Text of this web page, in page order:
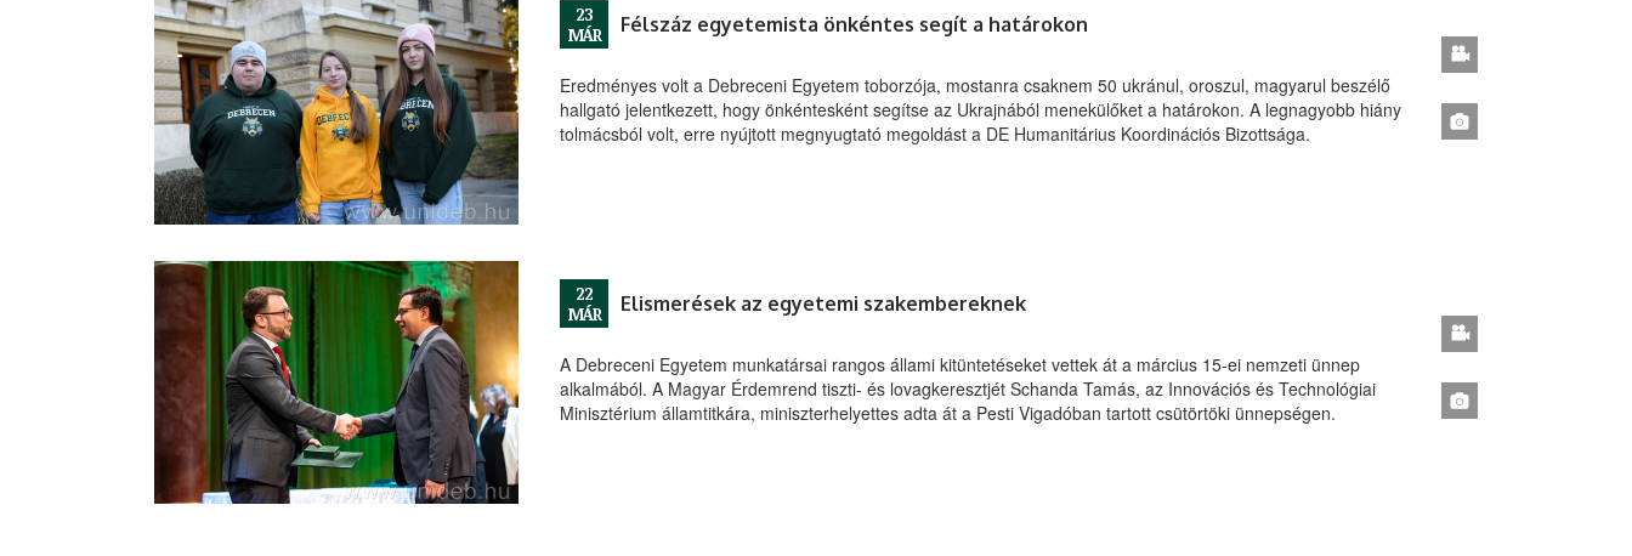
23
MÁR
Félszáz egyetemista önkéntes segít a határokon
Eredményes volt a Debreceni Egyetem toborzója, mostanra csaknem 50 ukránul, oroszul, magyarul beszélő
hallgató jelentkezett, hogy önkéntesként segítse az Ukrajnából menekülőket a határokon. A legnagyobb hiány
tolmácsból volt, erre nyújtott megnyugtató megoldást a DE Humanitárius Koordinációs Bizottsága.
22
MÁR
Elismerések az egyetemi szakembereknek
A Debreceni Egyetem munkatársai rangos állami kitüntetéseket vettek át a március 15-ei nemzeti ünnep
alkalmából. A Magyar Érdemrend tiszti- és lovagkeresztjét Schanda Tamás, az Innovációs és Technológiai
Minisztérium államtitkára, miniszterhelyettes adta át a Pesti Vigadóban tartott csütörtöki ünnepségen.